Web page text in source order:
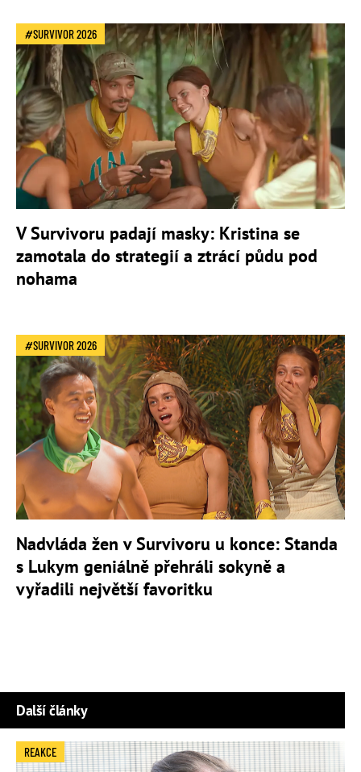
SURVIVOR 2026
V Survivoru padají masky: Kristina se
zamotala do strategií a ztrácí půdu pod
nohama
SURVIVOR 2026
Nadvláda žen v Survivoru u konce: Standa
s Lukym geniálně přehráli sokyně a
vyřadili největší favoritku
Další články
REAKCE